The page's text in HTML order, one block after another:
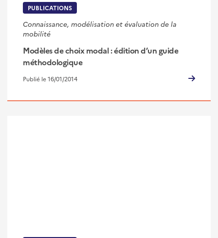
PUBLICATIONS
Connaissance, modélisation et évaluation de la
mobilité
Modèles de choix modal : édition d’un guide
méthodologique
Publié le 16/01/2014